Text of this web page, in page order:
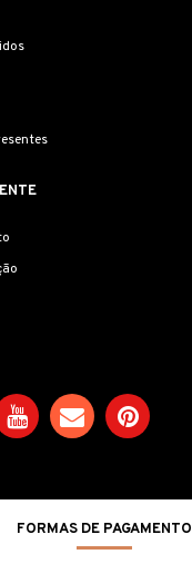
FORMAS DE PAGAMENTO